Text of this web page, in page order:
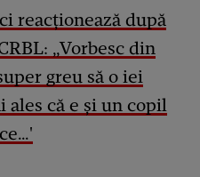
reacționează după
„Vorbesc din
greu să o iei
ales că e și un copil